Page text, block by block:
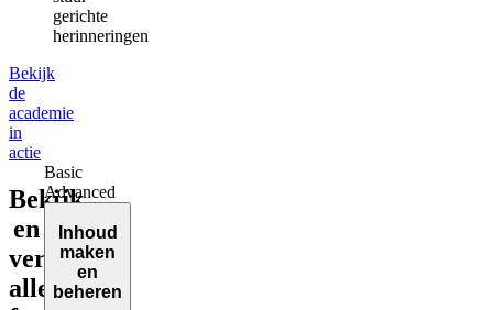
gerichte
herinneringen
Bekijk
de
academie
in
actie
Bekijk
en
vergelijk
alle
Basic
Advanced
Inhoud
maken
en
beheren